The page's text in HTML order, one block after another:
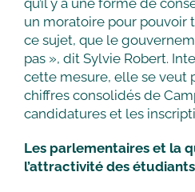
qu’il y a une forme de
un moratoire pour pouvoir
ce sujet, que le
pas », dit Sylvie Robert.
cette mesure, elle se veut
chiffres consolidés de
candidatures et les
Les parlementaires et la
l’attractivité des